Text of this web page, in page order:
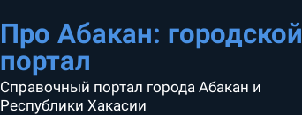
Про Абакан: городской
портал
Справочный портал города Абакан и
Республики Хакасии